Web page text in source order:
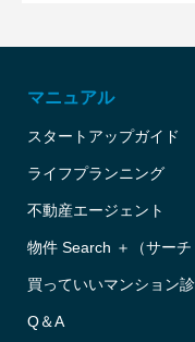
マニュアル
スタートアップガイド
ライフプランニング
不動産エージェント
物件 Search ＋（サーチ
買っていいマンション
Q＆A